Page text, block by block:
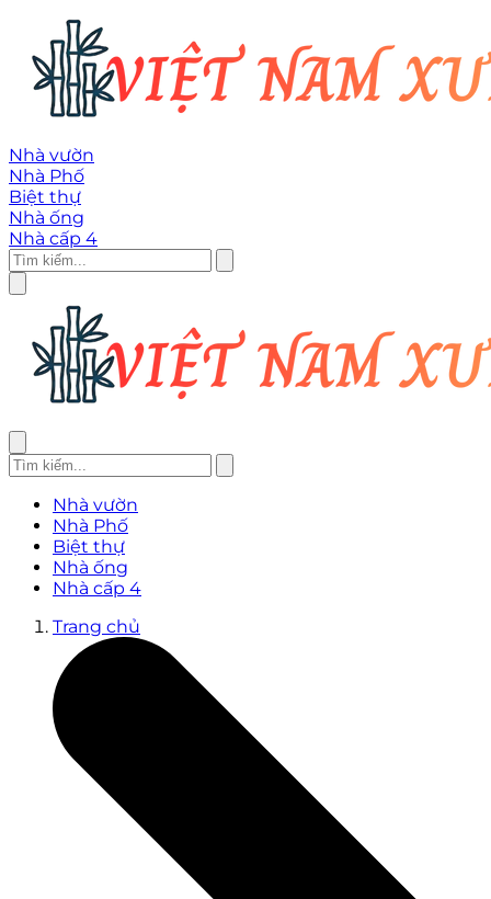
Nhà vườn
Nhà Phố
Biệt thự
Nhà ống
Nhà cấp 4
Nhà vườn
Nhà Phố
Biệt thự
Nhà ống
Nhà cấp 4
Trang chủ